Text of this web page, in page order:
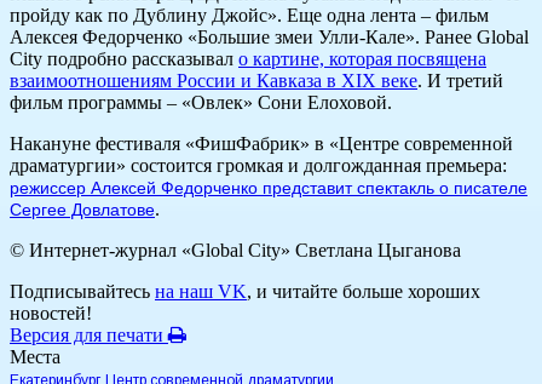
пройду как по Дублину Джойс». Еще одна лента – фильм
Алексея Федорченко «Большие змеи Улли-Кале». Ранее Global
City подробно рассказывал о картине, которая посвящена
взаимоотношениям России и Кавказа в XIX веке. И третий
фильм программы – «Овлек» Сони Елоховой.
Накануне фестиваля «ФишФабрик» в «Центре современной
драматургии» состоится громкая и долгожданная премьера:
режиссер Алексей Федорченко представит спектакль о писателе
Сергее Довлатове.
© Интернет-журнал «Global City» Светлана Цыганова
Подписывайтесь на наш VK, и читайте больше хороших
новостей!
Версия для печати
Места